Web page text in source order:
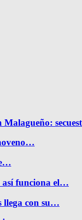
Malagueño:
así funciona el…
llega con su…